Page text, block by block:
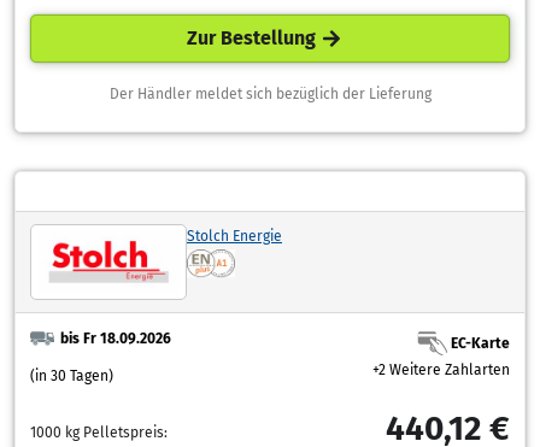
Zur Bestellung
Der Händler meldet sich bezüglich der Lieferung
Stolch Energie
bis Fr 18.09.2026
(in 30 Tagen)
EC-Karte
+2 Weitere Zahlarten
1000 kg Pelletspreis: 440,12 €